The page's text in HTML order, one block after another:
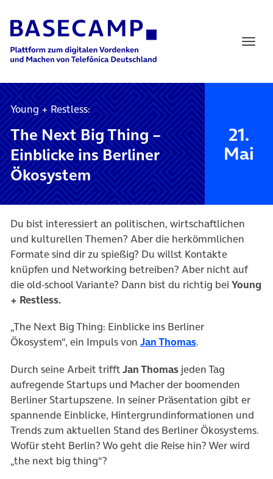
Main Navigation
Young + Restless:
The Next Big Thing –
Einblicke ins Berliner
Ökosystem
21.
Mai
Du bist interessiert an politischen, wirtschaftlichen
und kulturellen Themen? Aber die herkömmlichen
Formate sind dir zu spießig? Du willst Kontakte
knüpfen und Networking betreiben? Aber nicht auf
die old-school Variante? Dann bist du richtig bei Young
+ Restless.
„The Next Big Thing: Einblicke ins Berliner
Ökosystem“, ein Impuls von Jan Thomas(öffnet in
.
Durch seine Arbeit trifftJan Thomas jeden Tag
aufregende Startups und Macher der boomenden
Berliner Startupszene. In seiner Präsentation gibt er
spannende Einblicke, Hintergrundinformationen und
Trends zum aktuellen Stand des Berliner Ökosystems.
Wofür steht Berlin? Wo geht die Reise hin? Wer wird
„the next big thing“?